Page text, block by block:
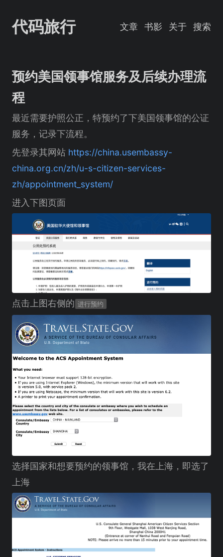
代码旅行 文章 书影 关于 搜索
预约美国领事馆服务及后续办理流
程
最近需要护照公正，特预约了下美国领事馆的公证
服务，记录下流程。
先登录其网站 https://china.usembassy-
china.org.cn/zh/u-s-citizen-services-
zh/appointment_system/
进入下图页面
点击上图右侧的 进行预约
选择国家和想要预约的领事馆，我在上海，即选了
上海